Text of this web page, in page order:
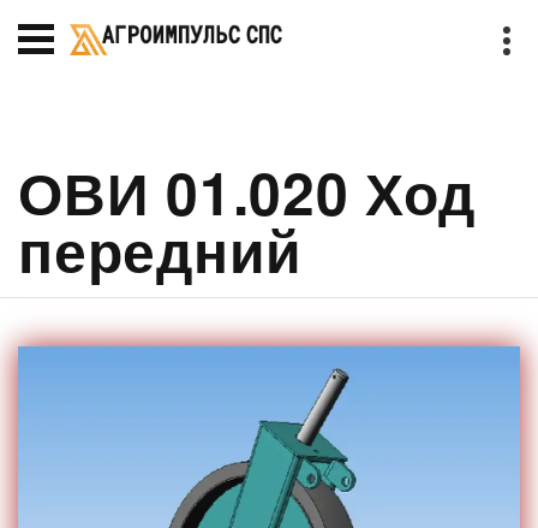
ОВИ 01.020 Ход
передний